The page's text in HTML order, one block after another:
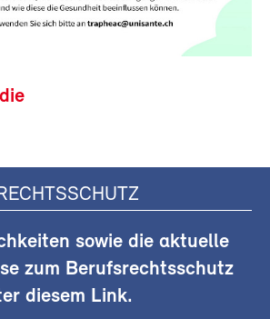
sowie die aktuelle
zum Berufsrechtsschutz
diesem Link.